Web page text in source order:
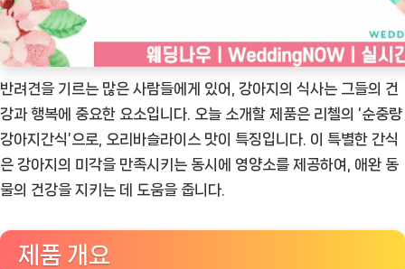
강
아
지
간
식:
하
반려견을 기르는 많은 사람들에게 있어, 강아지의 식사는 그들의 건
강과 행복에 중요한 요소입니다. 오늘 소개할 제품은 리첼의 ‘순중량
강아지간식’으로, 오리바슬라이스 맛이 특징입니다. 이 특별한 간식
은 강아지의 미각을 만족시키는 동시에 영양소를 제공하여, 애완 동
물의 건강을 지키는 데 도움을 줍니다.
제품 개요